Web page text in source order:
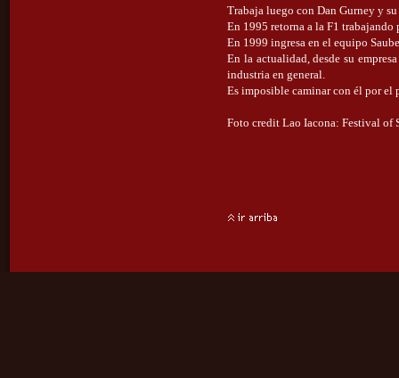
Trabaja luego con Dan Gurney y
En 1995 retorna a la F1
En 1999 ingresa en el equipo
En la actualidad, desde su
industria en general.
Es imposible caminar con él por el
Foto credit Lao Iacona: Festival